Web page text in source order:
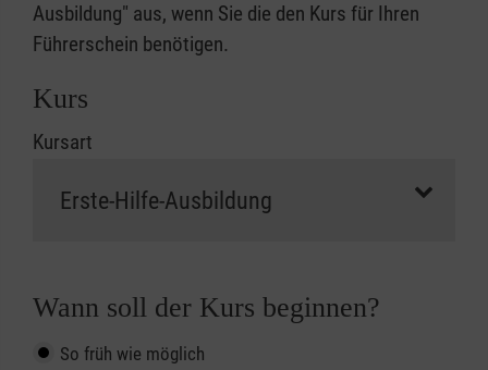
Ausbildung" aus, wenn Sie die den Kurs für Ihren
Führerschein benötigen.
Kurs
Kursart
Wann soll der Kurs beginnen?
So früh wie möglich